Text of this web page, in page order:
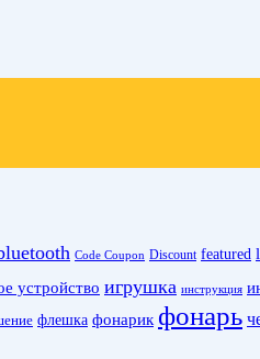
Code Coupon Discount featured
устройство игрушка инструкция
флешка фонарик фонарь